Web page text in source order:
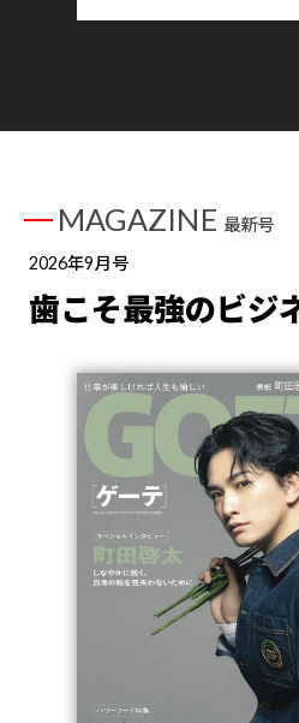
MAGAZINE 最新号
2026年9月号
歯こそ最強のビジ